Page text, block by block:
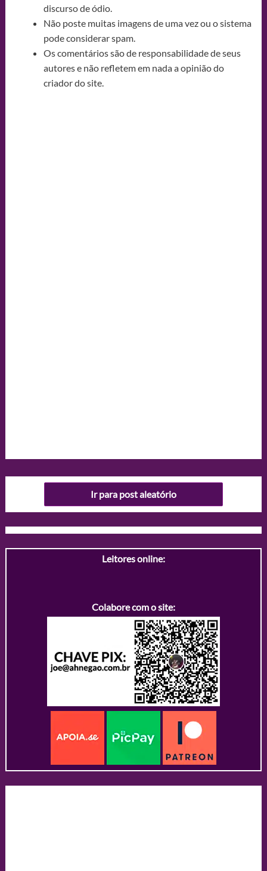
discurso de ódio.
Não poste muitas imagens de uma vez ou o sistema
pode considerar spam.
Os comentários são de responsabilidade de seus
autores e não refletem em nada a opinião do
criador do site.
Ir para post aleatório
Leitores online:
Colabore com o site: